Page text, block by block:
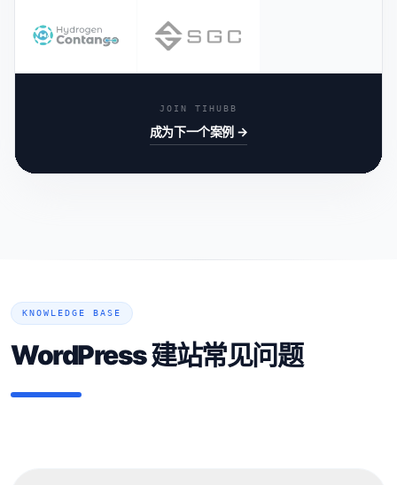
JOIN TIHUBB
成为下一个案例 →
KNOWLEDGE BASE
WordPress 建站常见问题